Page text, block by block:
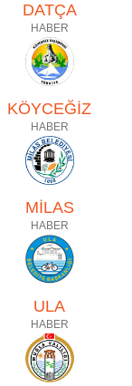
DATÇA
HABER
KÖYCEĞİZ
HABER
MİLAS
HABER
ULA
HABER